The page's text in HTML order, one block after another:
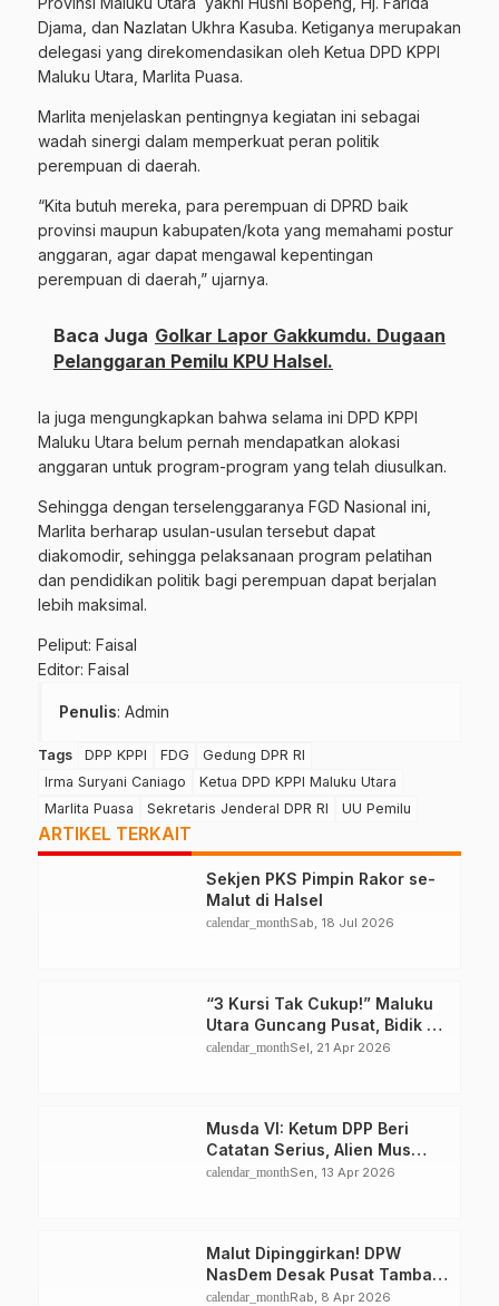
Djama, dan Nazlatan Ukhra Kasuba. Ketiganya merupakan
delegasi yang direkomendasikan oleh Ketua DPD KPPI
Maluku Utara, Marlita Puasa.
Marlita menjelaskan pentingnya kegiatan ini sebagai
wadah sinergi dalam memperkuat peran politik
perempuan di daerah.
“Kita butuh mereka, para perempuan di DPRD baik
provinsi maupun kabupaten/kota yang memahami postur
anggaran, agar dapat mengawal kepentingan
perempuan di daerah,” ujarnya.
Baca Juga Golkar Lapor Gakkumdu. Dugaan
Pelanggaran Pemilu KPU Halsel.
Ia juga mengungkapkan bahwa selama ini DPD KPPI
Maluku Utara belum pernah mendapatkan alokasi
anggaran untuk program-program yang telah diusulkan.
Sehingga dengan terselenggaranya FGD Nasional ini,
Marlita berharap usulan-usulan tersebut dapat
diakomodir, sehingga pelaksanaan program pelatihan
dan pendidikan politik bagi perempuan dapat berjalan
lebih maksimal.
Peliput: Faisal
Editor: Faisal
Penulis: Admin
Tags DPP KPPI FDG
Gedung DPR RI
Irma Suryani Caniago
Ketua DPD KPPI Maluku Utara
Marlita Puasa
Sekretaris Jenderal DPR RI UU Pemilu
ARTIKEL TERKAIT
Sekjen PKS Pimpin Rakor se-
Malut di Halsel
calendar_monthSab, 18 Jul 2026
“3 Kursi Tak Cukup!” Maluku
Utara Guncang Pusat, Bidik 6
Kursi DPR RI
calendar_monthSel, 21 Apr 2026
Musda VI: Ketum DPP Beri
Catatan Serius, Alien Mus
Mampu Atau Tidak?
calendar_monthSen, 13 Apr 2026
Malut Dipinggirkan! DPW
NasDem Desak Pusat Tambah
Kursi DPR RI, Jangan Tutup
calendar_monthRab, 8 Apr 2026